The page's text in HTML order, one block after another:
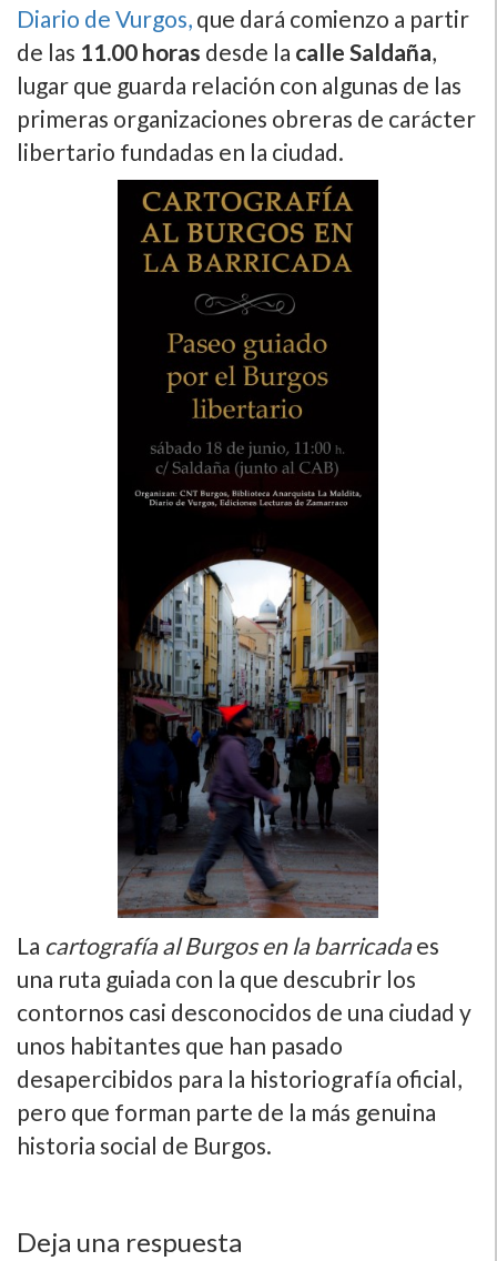
Diario de Vurgos, que dará comienzo a partir
de las 11.00 horas desde la calle Saldaña,
lugar que guarda relación con algunas de las
primeras organizaciones obreras de carácter
libertario fundadas en la ciudad.
La cartografí­a al Burgos en la barricadaes
una ruta guiada con la que descubrir los
contornos casi desconocidos de una ciudad y
unos habitantes que han pasado
desapercibidos para la historiografí­a oficial,
pero que forman parte de la más genuina
historia social de Burgos.
Deja una respuesta